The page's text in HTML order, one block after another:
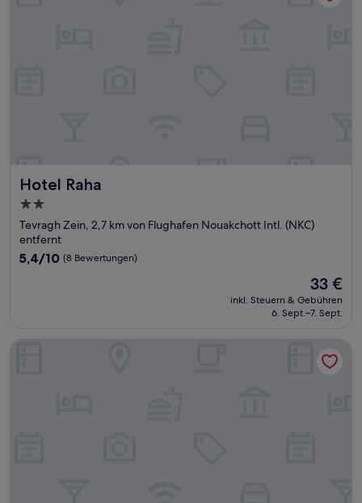
Hotel Raha
Hotel Raha
2.0-
Sterne-
Unterkunft
Tevragh Zein, 2,7 km von Flughafen Nouakchott Intl. (NKC)
entfernt
5.4
5,4/10 (8 Bewertungen)
Der
Preis
beträgt
33 €
inkl. Steuern & Gebühren
6. Sept.–7. Sept.
HOTEL EL KHATER